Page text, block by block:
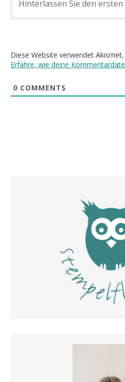
Diese Website verwendet
Erfahre, wie deine
0 COMMENTS